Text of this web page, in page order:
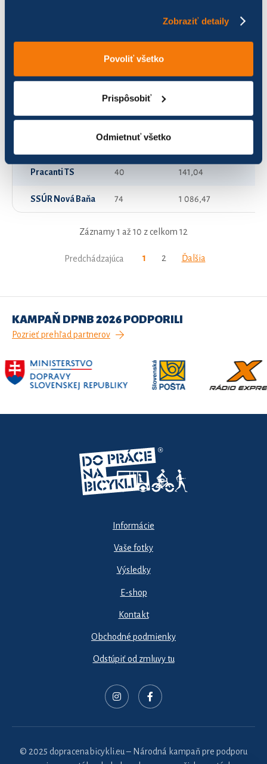
Zobraziť detaily
Povoliť všetko
Prispôsobiť
Odmietnuť všetko
154
Ligáni 44 159,50
Pracanti TS 40 141,04
SSÚR Nová Baňa 74 1 086,47
Záznamy 1 až 10 z celkom 12
Predchádzajúca 1 2 Ďalšia
KAMPAŇ DPNB 2026 PODPORILI
Pozrieť prehľad partnerov
Informácie
Vaše fotky
Výsledky
E-shop
Kontakt
Obchodné podmienky
Odstúpiť od zmluvy tu
© 2025 dopracenabicykli.eu – Národná kampaň pre podporu